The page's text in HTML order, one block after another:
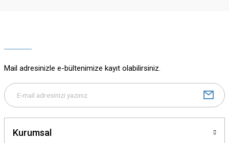
Mail adresinizle e-bültenimize kayıt olabilirsiniz.
Kurumsal